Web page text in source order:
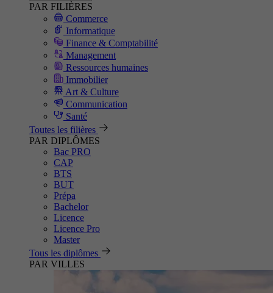
PAR FILIÈRES
Commerce
Informatique
Finance & Comptabilité
Management
Ressources humaines
Immobilier
Art & Culture
Communication
Santé
Toutes les filières
PAR DIPLÔMES
Bac PRO
CAP
BTS
BUT
Prépa
Bachelor
Licence
Licence Pro
Master
Tous les diplômes
PAR VILLES